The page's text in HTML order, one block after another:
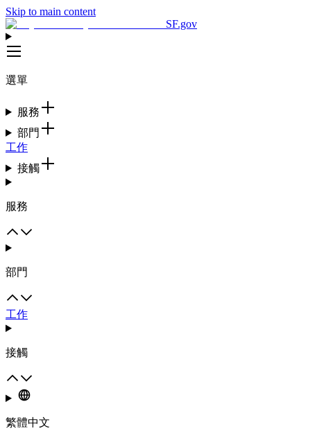
Skip to main content
SF.gov
選單
服務
部門
工作
接觸
服務
部門
工作
接觸
繁體中文